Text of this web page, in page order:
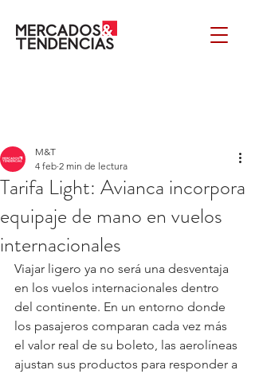
Tarifa Light: Avianca incorpora
equipaje de mano en vuelos
internacionales
M&T
4 feb 2 min de lectura
Viajar ligero ya no será una desventaja
en los vuelos internacionales dentro
del continente. En un entorno donde
los pasajeros comparan cada vez más
el valor real de su boleto, las aerolíneas
ajustan sus productos para responder a